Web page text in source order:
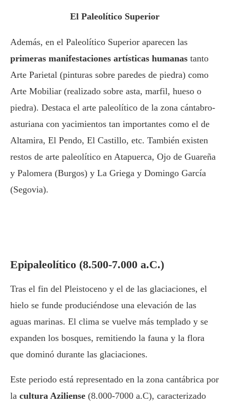
El Paleolítico Superior
Además, en el Paleolítico Superior aparecen las
primeras manifestaciones artísticas humanas tanto
Arte Parietal (pinturas sobre paredes de piedra) como
Arte Mobiliar (realizado sobre asta, marfil, hueso o
piedra). Destaca el arte paleolítico de la zona cántabro-
asturiana con yacimientos tan importantes como el de
Altamira, El Pendo, El Castillo, etc. También existen
restos de arte paleolítico en Atapuerca, Ojo de Guareña
y Palomera (Burgos) y La Griega y Domingo García
(Segovia).
Epipaleolítico (8.500-7.000 a.C.)
Tras el fin del Pleistoceno y el de las glaciaciones, el
hielo se funde produciéndose una elevación de las
aguas marinas. El clima se vuelve más templado y se
expanden los bosques, remitiendo la fauna y la flora
que dominó durante las glaciaciones.
Este periodo está representado en la zona cantábrica por
la cultura Aziliense (8.000-7000 a.C), caracterizado